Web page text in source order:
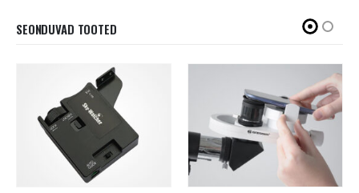
SEONDUVAD TOOTED